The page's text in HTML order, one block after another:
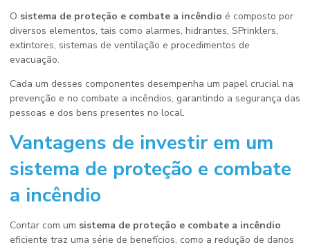
O sistema de proteção e combate a incêndio é composto por
diversos elementos, tais como alarmes, hidrantes, SPrinklers,
extintores, sistemas de ventilação e procedimentos de
evacuação.
Cada um desses componentes desempenha um papel crucial na
prevenção e no combate a incêndios, garantindo a segurança das
pessoas e dos bens presentes no local.
Vantagens de investir em um
sistema de proteção e combate
a incêndio
Contar com um sistema de proteção e combate a incêndio
eficiente traz uma série de benefícios, como a redução de danos